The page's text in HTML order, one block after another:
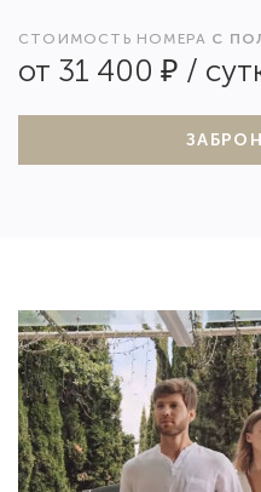
СТОИМОСТЬ НОМЕРА С
от 31 400 ₽ /